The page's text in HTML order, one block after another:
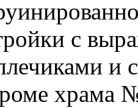
с
и
храма